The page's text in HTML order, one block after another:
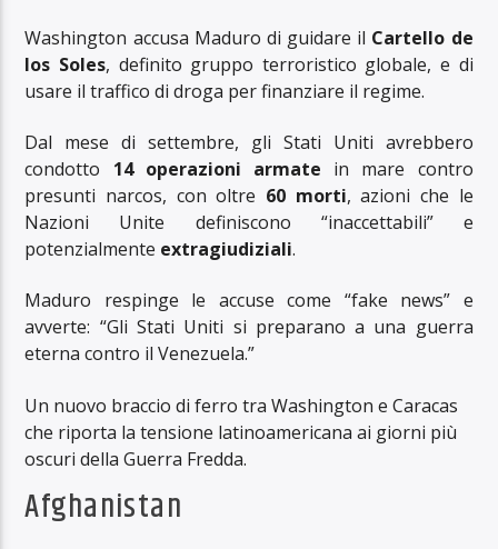
Washington accusa Maduro di guidare il Cartello de
los Soles, definito gruppo terroristico globale, e di
usare il traffico di droga per finanziare il regime.
Dal mese di settembre, gli Stati Uniti avrebbero
condotto 14 operazioni armate in mare contro
presunti narcos, con oltre 60 morti, azioni che le
Nazioni Unite definiscono “inaccettabili” e
potenzialmente extragiudiziali.
Maduro respinge le accuse come “fake news” e
avverte: “Gli Stati Uniti si preparano a una guerra
eterna contro il Venezuela.”
Un nuovo braccio di ferro tra Washington e Caracas
che riporta la tensione latinoamericana ai giorni più
oscuri della Guerra Fredda.
Afghanistan